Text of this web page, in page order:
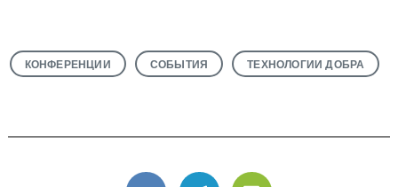
КОНФЕРЕНЦИИ СОБЫТИЯ ТЕХНОЛОГИИ ДОБРА